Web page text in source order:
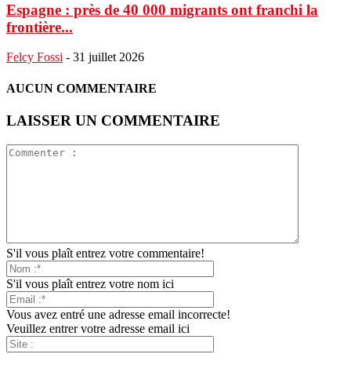
Espagne : près de 40 000 migrants ont franchi la
frontière...
Felcy Fossi - 31 juillet 2026
AUCUN COMMENTAIRE
LAISSER UN COMMENTAIRE
S'il vous plaît entrez votre commentaire!
S'il vous plaît entrez votre nom ici
Vous avez entré une adresse email incorrecte!
Veuillez entrer votre adresse email ici